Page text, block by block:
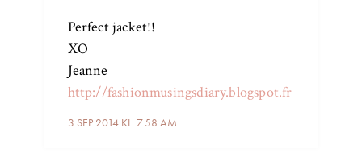
3 SEP 2014 KL. 7:58 AM
Perfect jacket!!
XO
Jeanne
http://fashionmusingsdiary.blogspot.fr